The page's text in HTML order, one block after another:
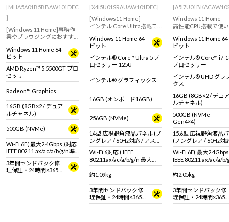
[MHA5A01B5BBAW101DEC
]
[Windows 11 Home]事務作
業やブラウジングにおすす
ップパソコン。【キーボー
ド・マウス標準付属】
Windows 11 Home 64
ビット
AMD Ryzen™ 5 5500GT プロ
セッサ
Radeon™ Graphics
16GB (8GB×2 / デュア
ルチャネル)
500GB (NVMe)
Wi-Fi 6E( 最大2.4Gbps )対応
IEEE 802.11 ax/ac/a/b/g/n準
拠 ＋ Bluetooth 5内蔵
3年間センドバック修
理保証・24時間×365
日電話サポート
[X4I5U01SRAUAW101DEC]
[Windows11 Home]
インテル Core Ultra搭載モ
びにおすすめな14型ノート
PC！
Windows 11 Home 64
ビット
インテル® Core™ Ultra 5 プ
ロセッサー 125U
インテル® グラフィックス
16GB (オンボード16GB)
256GB (NVMe)
14型 広視野角液晶パネル (ノ
ングレア / 60Hz対応 / アスペ
クト比16:10)
Wi-Fi 6対応 ( IEEE
802.11ax/ac/a/b/g/n 最大
2.4Gbps対応 ※連続160MHz
帯域 Wi-Fi 6対応機器が必要 )
約1.09kg
3年間センドバック修
理保証・24時間×365
日電話サポート
Windows 11 Home
高性能CPU搭載で使
ミング視聴など幅広
で活躍する15.6型ノ
PC！
Windows 11 Home 64
ビット
インテル® Core™ i7-
プロセッサー
インテル® UHD グラ
クス
16GB (8GB×2 / デュア
ルチャネル)
500GB (NVMe
Gen4×4)
15.6型 広視野角液晶
(ノングレア / 60Hz対
スペクト比16:9)
Wi-Fi 6E( 最大
IEEE 802.11 ax/ac/a/
拠 ＋ Bluetooth 5内蔵
約2.05kg
3年間センドバック修
理保証・24時間×365
日電話サポート